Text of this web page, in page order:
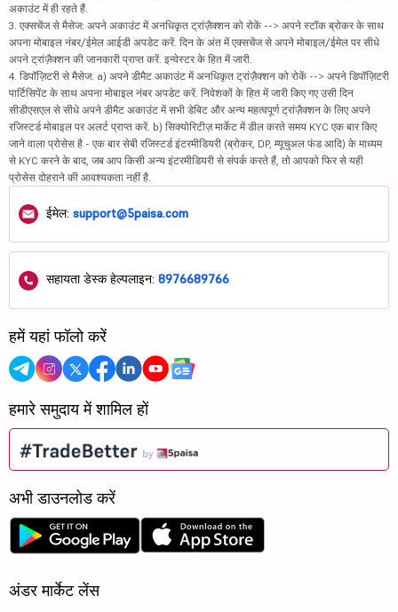
अकाउंट में ही रहते हैं.
3. एक्सचेंज से मैसेज: अपने अकाउंट में अनधिकृत ट्रांज़ैक्शन को रोकें --> अपने स्टॉक ब्रोकर के साथ
अपना मोबाइल नंबर/ईमेल आईडी अपडेट करें. दिन के अंत में एक्सचेंज से अपने मोबाइल/ईमेल पर सीधे
अपने ट्रांज़ैक्शन की जानकारी प्राप्त करें. इन्वेस्टर के हित में जारी.
4. डिपॉज़िटरी से मैसेज: a) अपने डीमैट अकाउंट में अनधिकृत ट्रांज़ैक्शन को रोकें --> अपने डिपॉज़िटरी
पार्टिसिपेंट के साथ अपना मोबाइल नंबर अपडेट करें. निवेशकों के हित में जारी किए गए उसी दिन
सीडीएसएल से सीधे अपने डीमैट अकाउंट में सभी डेबिट और अन्य महत्वपूर्ण ट्रांज़ैक्शन के लिए अपने
रजिस्टर्ड मोबाइल पर अलर्ट प्राप्त करें. b) सिक्योरिटीज़ मार्केट में डील करते समय KYC एक बार किए
जाने वाला प्रोसेस है - एक बार सेबी रजिस्टर्ड इंटरमीडियरी (ब्रोकर, DP, म्यूचुअल फंड आदि) के माध्यम
से KYC करने के बाद, जब आप किसी अन्य इंटरमीडियरी से संपर्क करते हैं, तो आपको फिर से यही
प्रोसेस दोहराने की आवश्यकता नहीं है.
ईमेल: support@5paisa.com
सहायता डेस्क हेल्पलाइन: 8976689766
हमें यहां फॉलो करें
हमारे समुदाय में शामिल हों
अभी डाउनलोड करें
अंडर मार्केट लेंस